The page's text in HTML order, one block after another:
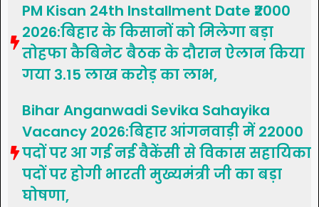
PM Kisan 24th Installment Date ₹2000
2026:बिहार के किसानों को मिलेगा बड़ा
तोहफा कैबिनेट बैठक के दौरान ऐलान किया
गया 3.15 लाख करोड़ का लाभ,
Bihar Anganwadi Sevika Sahayika
Vacancy 2026:बिहार आंगनवाड़ी में 22000
पदों पर आ गई नई वैकेंसी से विकास सहायिका
पदों पर होगी भारती मुख्यमंत्री जी का बड़ा
घोषणा,